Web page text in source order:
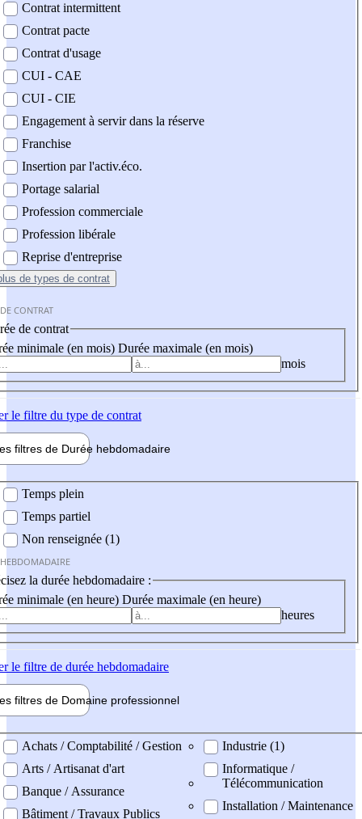
Contrat intermittent
Contrat pacte
Contrat d'usage
CUI - CAE
CUI - CIE
Engagement à servir dans la réserve
Franchise
Insertion par l'activ.éco.
Portage salarial
Profession commerciale
Profession libérale
Reprise d'entreprise
de types de contrat
CONTRAT
de contrat
minimale (en mois) Durée maximale (en mois)
mois
le filtre du type de contrat
filtres de Durée hebdomadaire
Temps plein
Temps partiel
Non renseignée (1)
la durée hebdomadaire :
minimale (en heure) Durée maximale (en heure)
heures
le filtre de durée hebdomadaire
filtres de Domaine professionnel
professionel
Achats / Comptabilité / Gestion
Arts / Artisanat d'art
Banque / Assurance
Bâtiment / Travaux Publics
Industrie (1)
Informatique /
Télécommunication
Installation / Maintenance